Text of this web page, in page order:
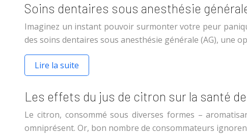
Soins dentaires sous anesthésie
Imaginez un instant pouvoir surmonter votre peur
des soins dentaires sous anesthésie générale (AG), une
Lire la suite
Les effets du jus de citron sur la santé
Le citron, consommé sous diverses formes –
omniprésent. Or, bon nombre de consommateurs